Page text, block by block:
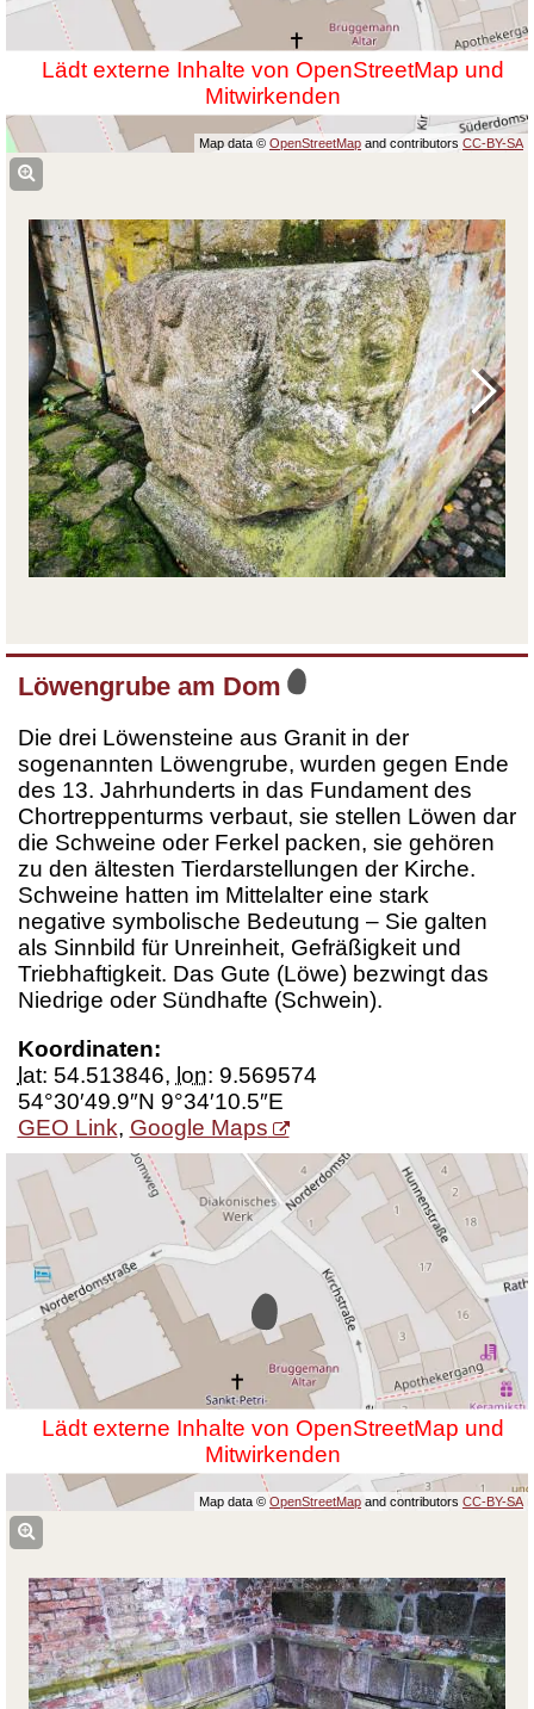
Map data © OpenStreetMap and contributors CC-BY-SA
Lädt externe Inhalte von OpenStreetMap und
Mitwirkenden
Löwengrube am Dom
Die drei Löwensteine aus Granit in der
sogenannten Löwengrube, wurden gegen Ende
des 13. Jahrhunderts in das Fundament des
Chortreppenturms verbaut, sie stellen Löwen dar
die Schweine oder Ferkel packen, sie gehören
zu den ältesten Tierdarstellungen der Kirche.
Schweine hatten im Mittelalter eine stark
negative symbolische Bedeutung – Sie galten
als Sinnbild für Unreinheit, Gefräßigkeit und
Triebhaftigkeit. Das Gute (Löwe) bezwingt das
Niedrige oder Sündhafte (Schwein).
Koordinaten:
lat: 54.513846, lon: 9.569574
54°30′49.9″N 9°34′10.5″E
GEO Link, Google Maps
Map data © OpenStreetMap and contributors CC-BY-SA
Lädt externe Inhalte von OpenStreetMap und
Mitwirkenden